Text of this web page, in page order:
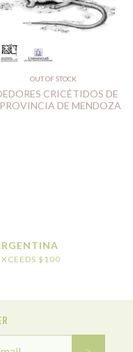
OUT OF STOCK
CRICÉTIDOS DE
DE MENDOZA
$100